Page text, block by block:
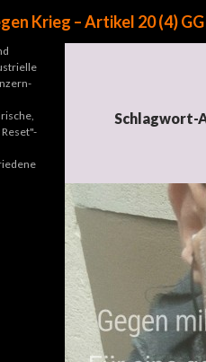
Krieg – Artikel 20 (4) GG
Schlagwort-